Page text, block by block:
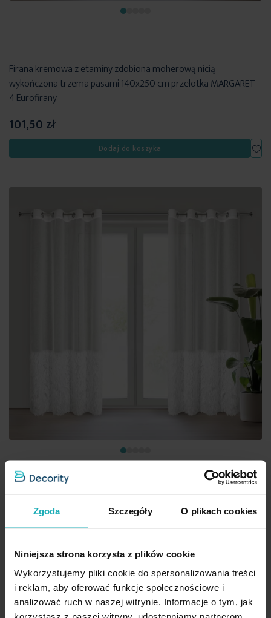
Zgoda Szczegóły O plikach cookies
Niniejsza strona korzysta z plików cookie
Wykorzystujemy pliki cookie do spersonalizowania treści
i reklam, aby oferować funkcje społecznościowe i
analizować ruch w naszej witrynie. Informacje o tym, jak
Firana kremowa z etaminy zdobiona moherową nicią
wykończona trzema pasami 140x250 cm przelotka MARGARET
4 Eurofirany
101,50 zł
Dodaj do koszyka
Firana kremowa zdobiona błyszczącą nicią 140x250 cm
przelotka MARGARET 6 Eurofirany
111,00 zł
Dodaj do koszyka